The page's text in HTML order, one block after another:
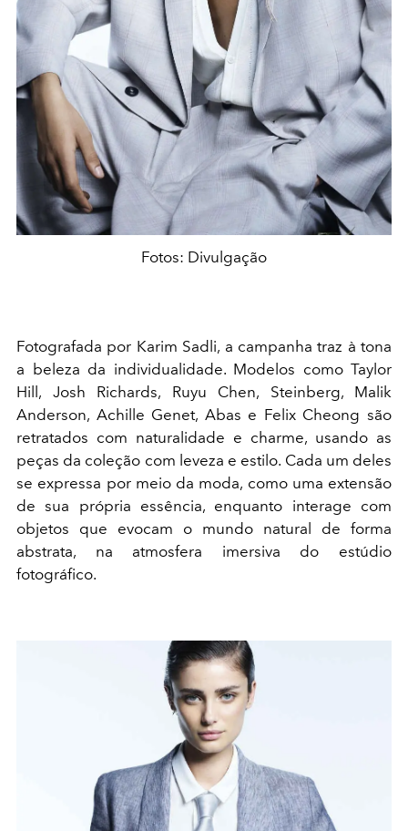
Fotos: Divulgação
Fotografada por Karim Sadli, a campanha traz à tona
a beleza da individualidade. Modelos como Taylor
Hill, Josh Richards, Ruyu Chen, Steinberg, Malik
Anderson, Achille Genet, Abas e Felix Cheong são
retratados com naturalidade e charme, usando as
peças da coleção com leveza e estilo. Cada um deles
se expressa por meio da moda, como uma extensão
de sua própria essência, enquanto interage com
objetos que evocam o mundo natural de forma
abstrata, na atmosfera imersiva do estúdio
fotográfico.